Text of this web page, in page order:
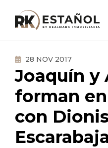
28 NOV 2017
Joaquín y
forman
con